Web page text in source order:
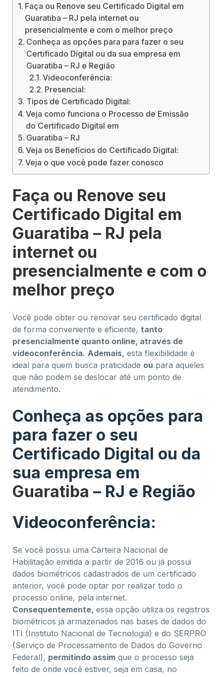
Faça ou Renove seu Certificado Digital em
Guaratiba – RJ pela internet ou
presencialmente e com o melhor preço
Conheça as opções para para fazer o seu
Certificado Digital ou da sua empresa em
Guaratiba – RJ e Região
Videoconferência:
Presencial:
Tipos de Certificado Digital:
Veja como funciona o Processo de Emissão
do Certificado Digital em
Guaratiba – RJ
Veja os Benefícios do Certificado Digital:
Veja o que você pode fazer conosco
Faça ou Renove seu
Certificado Digital em
Guaratiba – RJ pela
internet ou
presencialmente e com o
melhor preço
Você pode obter ou renovar seu certificado digital
de forma conveniente e eficiente, tanto
presencialmente quanto online, através de
videoconferência. Ademais, esta flexibilidade é
ideal para quem busca praticidade ou para aqueles
que não podem se deslocar até um ponto de
atendimento.
Conheça as opções para
para fazer o seu
Certificado Digital ou da
sua empresa em
Guaratiba – RJ e Região
Videoconferência:
Se você possui uma Carteira Nacional de
Habilitação emitida a partir de 2016 ou já possui
dados biométricos cadastrados de um certificado
anterior, você pode optar por realizar todo o
processo online, pela internet.
Consequentemente, essa opção utiliza os registros
biométricos já armazenados nas bases de dados do
ITI (Instituto Nacional de Tecnologia) e do SERPRO
(Serviço de Processamento de Dados do Governo
Federal), permitindo assim que o processo seja
feito de onde você estiver, seja em casa, no